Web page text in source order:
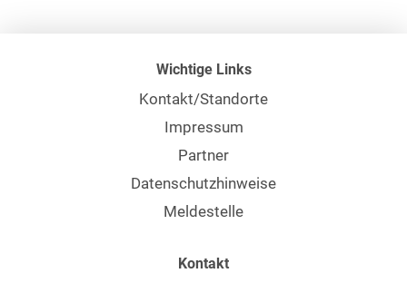
Wichtige Links
Kontakt/Standorte
Impressum
Partner
Datenschutzhinweise
Meldestelle
Kontakt